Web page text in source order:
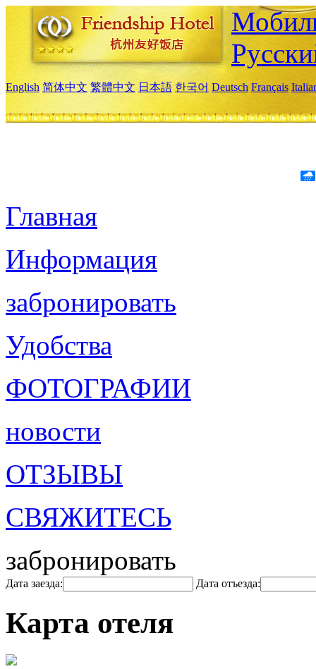
English 简体中文 繁體中文 日本語 한국어 Deutsch Français
Главная
Информация
забронировать
Удобства
ФОТОГРАФИИ
новости
ОТЗЫВЫ
СВЯЖИТЕСЬ
забронировать
Дата заезда: Дата отъезда:
Карта отеля